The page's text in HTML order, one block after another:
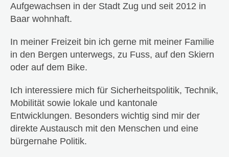
Aufgewachsen in der Stadt Zug und seit 2012 in
Baar wohnhaft.
In meiner Freizeit bin ich gerne mit meiner Familie
in den Bergen unterwegs, zu Fuss, auf den Skiern
oder auf dem Bike.
Ich interessiere mich für Sicherheitspolitik, Technik,
Mobilität sowie lokale und kantonale
Entwicklungen. Besonders wichtig sind mir der
direkte Austausch mit den Menschen und eine
bürgernahe Politik.